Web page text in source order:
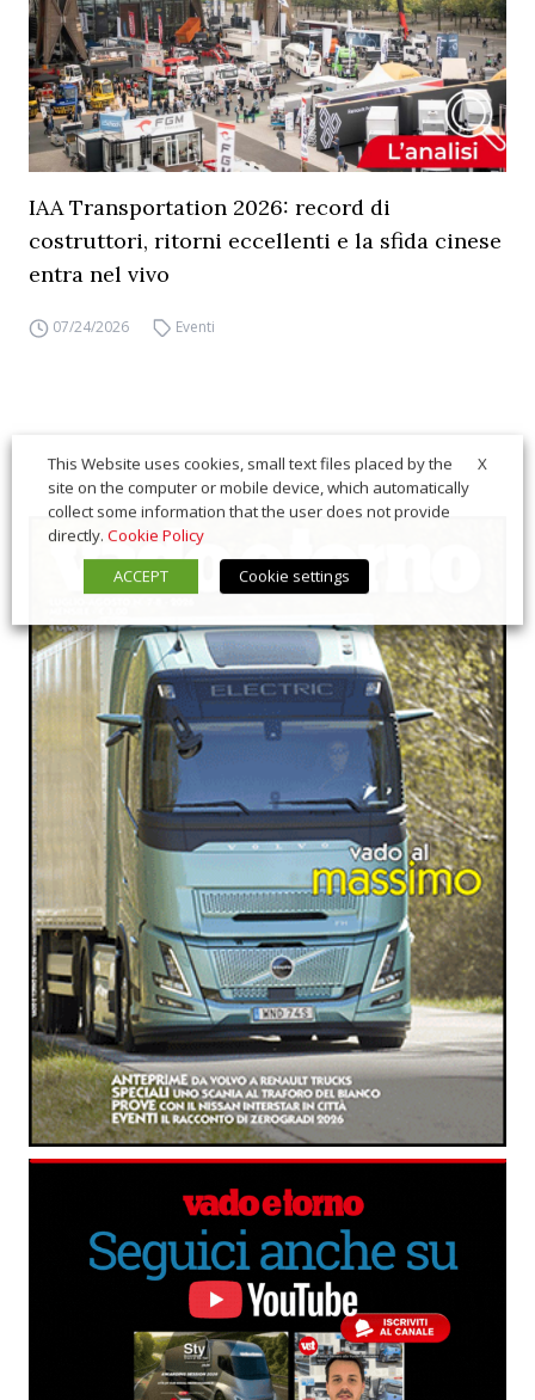
IAA Transportation 2026: record di
costruttori, ritorni eccellenti e la sfida cinese
entra nel vivo
07/24/2026 Eventi
X
This Website uses cookies, small text files placed by the
site on the computer or mobile device, which automatically
collect some information that the user does not provide
directly. Cookie Policy
ACCEPT
Cookie settings